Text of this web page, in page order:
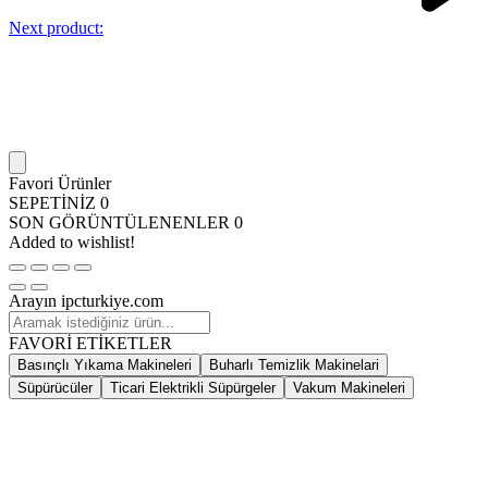
Next product:
Favori Ürünler
SEPETİNİZ 0
SON GÖRÜNTÜLENENLER 0
Added to wishlist!
Arayın ipcturkiye.com
FAVORİ ETİKETLER
Basınçlı Yıkama Makineleri
Buharlı Temizlik Makinelari
Süpürücüler
Ticari Elektrikli Süpürgeler Vakum Makineleri